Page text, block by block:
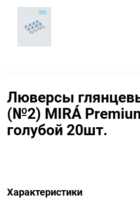
Люверсы
(№2) MIRÁ
голубой 20шт.
Характеристики